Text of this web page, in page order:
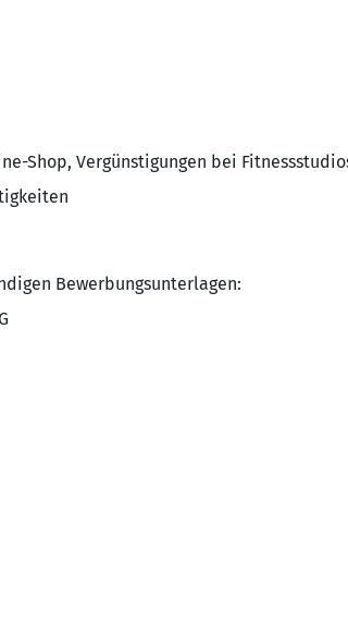
Shop, Vergünstigungen bei
Bewerbungsunterlagen: